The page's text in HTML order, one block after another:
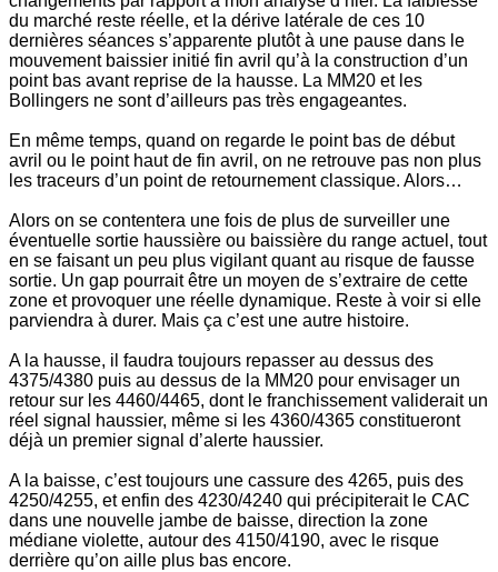
du marché reste réelle, et la dérive latérale de ces 10
dernières séances s’apparente plutôt à une pause dans le
mouvement baissier initié fin avril qu’à la construction d’un
point bas avant reprise de la hausse. La MM20 et les
Bollingers ne sont d’ailleurs pas très engageantes.
En même temps, quand on regarde le point bas de début
avril ou le point haut de fin avril, on ne retrouve pas non plus
les traceurs d’un point de retournement classique. Alors…
Alors on se contentera une fois de plus de surveiller une
éventuelle sortie haussière ou baissière du range actuel, tout
en se faisant un peu plus vigilant quant au risque de fausse
sortie. Un gap pourrait être un moyen de s’extraire de cette
zone et provoquer une réelle dynamique. Reste à voir si elle
parviendra à durer. Mais ça c’est une autre histoire.
A la hausse, il faudra toujours repasser au dessus des
4375/4380 puis au dessus de la MM20 pour envisager un
retour sur les 4460/4465, dont le franchissement validerait un
réel signal haussier, même si les 4360/4365 constitueront
déjà un premier signal d’alerte haussier.
A la baisse, c’est toujours une cassure des 4265, puis des
4250/4255, et enfin des 4230/4240 qui précipiterait le CAC
dans une nouvelle jambe de baisse, direction la zone
médiane violette, autour des 4150/4190, avec le risque
derrière qu’on aille plus bas encore.